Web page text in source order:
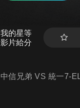
我的星等
影片給分
中信兄弟 VS 統一7-